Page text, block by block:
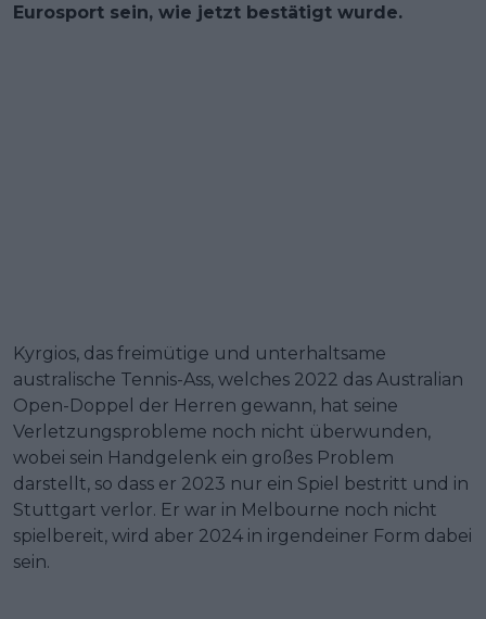
Eurosport sein, wie jetzt bestätigt wurde.
Kyrgios, das freimütige und unterhaltsame
australische Tennis-Ass, welches 2022 das Australian
Open-Doppel der Herren gewann, hat seine
Verletzungsprobleme noch nicht überwunden,
wobei sein Handgelenk ein großes Problem
darstellt, so dass er 2023 nur ein Spiel bestritt und in
Stuttgart verlor. Er war in Melbourne noch nicht
spielbereit, wird aber 2024 in irgendeiner Form dabei
sein.